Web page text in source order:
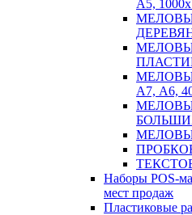
А5,
А7, А6,
Наборы POS-
мест продаж
Пластиковые